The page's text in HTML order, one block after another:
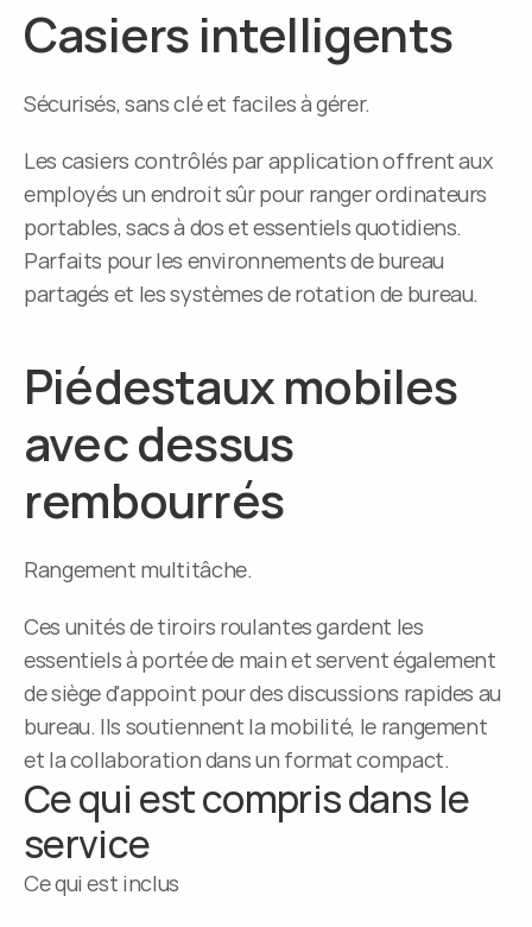
Casiers intelligents
Sécurisés, sans clé et faciles à gérer.
Les casiers contrôlés par application offrent aux
employés un endroit sûr pour ranger ordinateurs
portables, sacs à dos et essentiels quotidiens.
Parfaits pour les environnements de bureau
partagés et les systèmes de rotation de bureau.
Piédestaux mobiles
avec dessus
rembourrés
Rangement multitâche.
Ces unités de tiroirs roulantes gardent les
essentiels à portée de main et servent également
de siège d'appoint pour des discussions rapides au
bureau. Ils soutiennent la mobilité, le rangement
et la collaboration dans un format compact.
Ce qui est compris dans le
service
Ce qui est inclus